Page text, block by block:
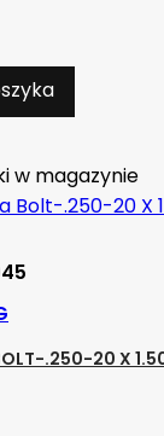
w magazynie
.250-20 X